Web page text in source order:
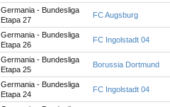
Germania - Bundesliga
Etapa 27
FC Augsburg
Germania - Bundesliga
Etapa 26
FC Ingolstadt 04
Germania - Bundesliga
Etapa 25
Borussia Dortmund
Germania - Bundesliga
Etapa 24
FC Ingolstadt 04